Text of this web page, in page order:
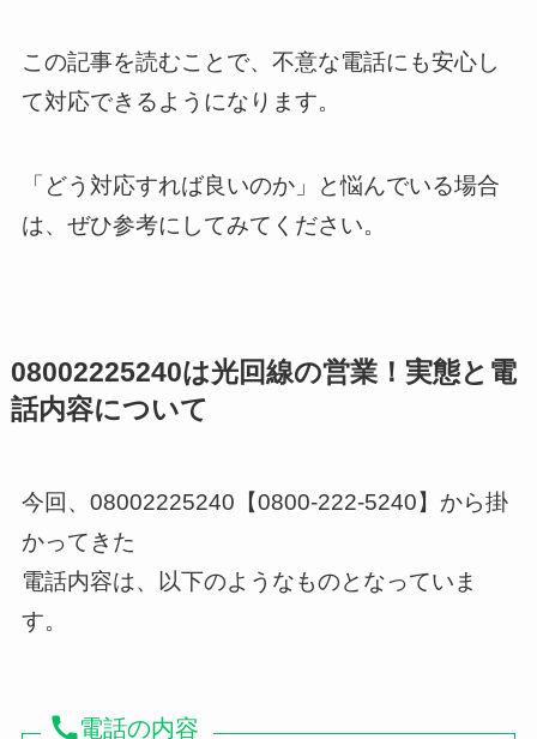
この記事を読むことで、不意な電話にも安心し
て対応できるようになります。
「どう対応すれば良いのか」と悩んでいる場合
は、ぜひ参考にしてみてください。
08002225240は光回線の営業！実態と電
話内容について
今回、08002225240【0800-222-5240】から掛
かってきた
電話内容は、以下のようなものとなっていま
す。
電話の内容